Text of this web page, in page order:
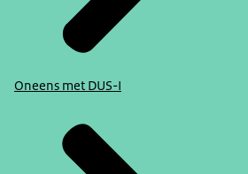
Oneens met DUS-I